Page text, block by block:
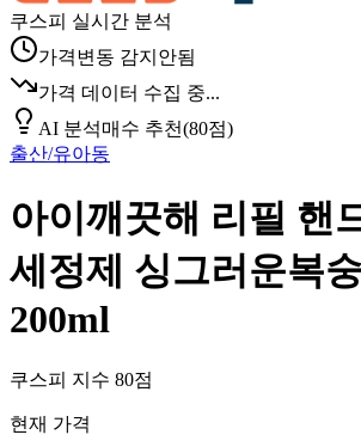
쿠스피 실시간 분석
가격변동 감지안됨
가격 데이터 수집 중...
AI 분석매수 추천(80점)
출산/유아동
아이깨끗해 리필 핸
세정제 싱그러운복
200ml
쿠스피 지수 80점
현재 가격